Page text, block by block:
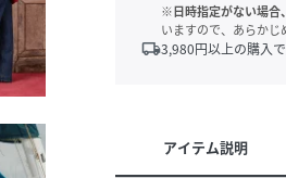
※日時指定がない場合
いますので、あらかじ
local_shipping3,980円以上の購入
アイテム説明